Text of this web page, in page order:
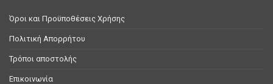
Όροι και Προϋποθέσεις Χρήσης
Πολιτική Απορρήτου
Τρόποι αποστολής
Επικοινωνία